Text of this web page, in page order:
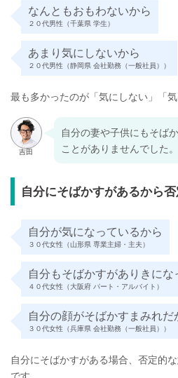
なんともおもわないから
２０代男性（千葉県 学生）
あまり気にしないから
２０代男性（静岡県 会社勤務（一般社員））
最も多かったのが「気にしない」「
自分の妻や子供にもそば
ことがありませんでした。
自分にそばかすがあるから
自分が気になっているから
３０代女性（山形県 専業主婦・主夫）
自分もそばかすがありきにな
４０代女性（大阪府 パート・アルバイト）
自分の顔がそばかすまみれだ
３０代女性（兵庫県 会社勤務（一般社員））
自分にそばかすがある場合、否定的